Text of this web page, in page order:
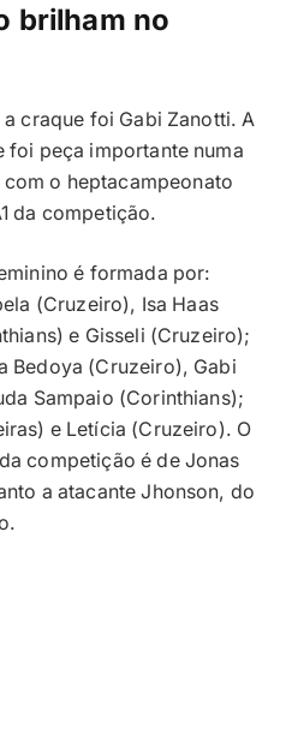
brilham no
craque foi Gabi Zanotti. A
foi peça importante numa
o heptacampeonato
da competição.
é formada por:
(Cruzeiro), Isa Haas
e Gisseli (Cruzeiro);
Bedoya (Cruzeiro), Gabi
Sampaio (Corinthians);
e Letícia (Cruzeiro). O
competição é de Jonas
a atacante Jhonson, do